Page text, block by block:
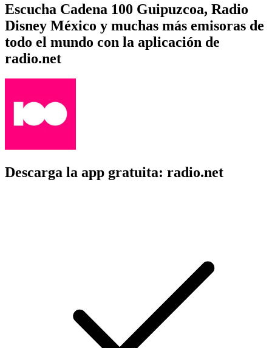
Escucha Cadena 100 Guipuzcoa, Radio
Disney México y muchas más emisoras de
todo el mundo con la aplicación de
radio.net
Descarga la app gratuita: radio.net